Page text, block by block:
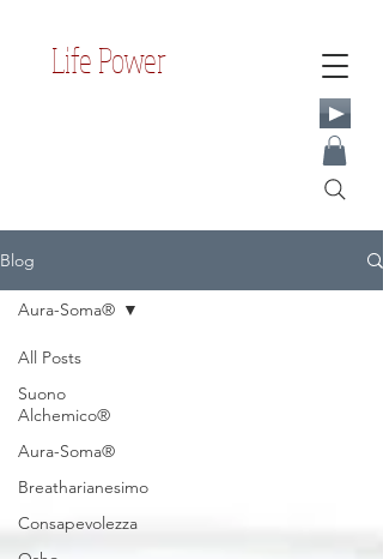
Life Power
Blog
All Posts
Suono
Alchemico®
Aura-Soma®
Breatharianesimo
Consapevolezza
Aura-Soma®